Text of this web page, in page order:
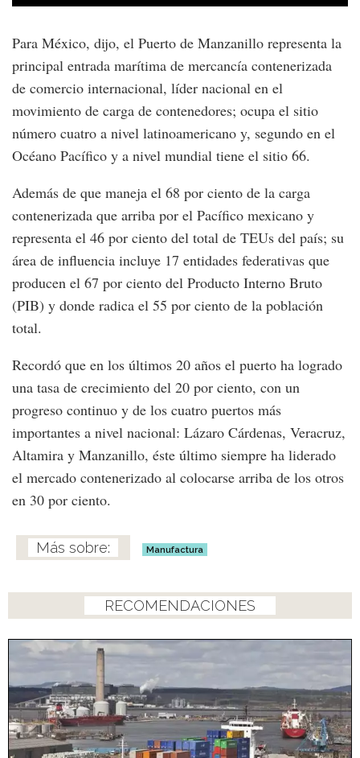
Para México, dijo, el Puerto de Manzanillo representa la
principal entrada marítima de mercancía contenerizada
de comercio internacional, líder nacional en el
movimiento de carga de contenedores; ocupa el sitio
número cuatro a nivel latinoamericano y, segundo en el
Océano Pacífico y a nivel mundial tiene el sitio 66.
Además de que maneja el 68 por ciento de la carga
contenerizada que arriba por el Pacífico mexicano y
representa el 46 por ciento del total de TEUs del país; su
área de influencia incluye 17 entidades federativas que
producen el 67 por ciento del Producto Interno Bruto
(PIB) y donde radica el 55 por ciento de la población
total.
Recordó que en los últimos 20 años el puerto ha logrado
una tasa de crecimiento del 20 por ciento, con un
progreso continuo y de los cuatro puertos más
importantes a nivel nacional: Lázaro Cárdenas, Veracruz,
Altamira y Manzanillo, éste último siempre ha liderado
el mercado contenerizado al colocarse arriba de los otros
en 30 por ciento.
Manufactura
RECOMENDACIONES